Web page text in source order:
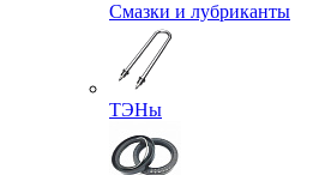
Смазки и лубриканты
ТЭНы